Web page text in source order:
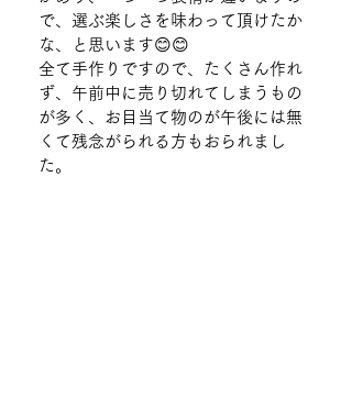
で、選ぶ楽しさを味わって頂けたか
な、と思います😊😊
全て手作りですので、たくさん作れ
ず、午前中に売り切れてしまうもの
が多く、お目当て物のが午後には無
くて残念がられる方もおられまし
た。